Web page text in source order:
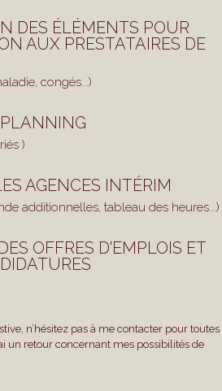
DES ÉLÉMENTS POUR
AUX PRESTATAIRES DE
congés...)
)
AGENCES INTÉRIM
additionnelles, tableau des heures...)
OFFRES D'EMPLOIS ET
n’hésitez pas à me contacter pour toutes
un retour concernant mes possibilités de